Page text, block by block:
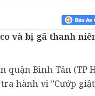
và bị gã thanh
quận Bình Tân (TP
hành vi "Cướp